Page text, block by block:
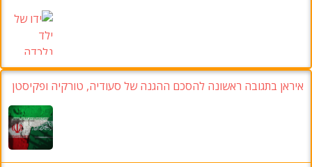
איראן בתגובה ראשונה להסכם ההגנה של סעודיה, טורקיה ופקיסטן